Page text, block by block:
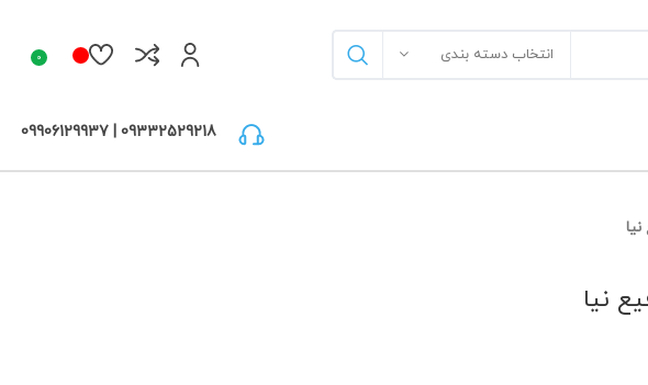
انتخاب دسته بندی 0
09332529218 | 09906129937
نیا